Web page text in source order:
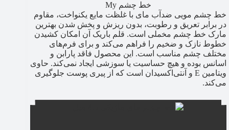
خط چشم My
خط چشم مویی ضدآب مای با غلظت مایع یکنواخت، مقاوم
در برابر تعریق و رطوبت، بدون ریزش و پخش شدن بهترین
مارک خط چشم مخملی است. قلم باریک آن امکان کشیدن
خطوط نازک و ضخیم را فراهم می‌کند و برای فرم‌های
مختلف چشم مناسب است. این محصول فاقد پارابن و
اسانس بوده و هیچ حساسیت یا سوزشی ایجاد نمی‌کند. حاوی
ویتامین E و آنتی‌اکسیدان است که از پیری پوست جلوگیری
می‌کند.